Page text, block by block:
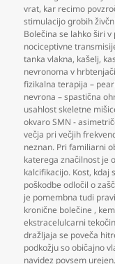
vrat, kar recimo
stimulacijo grobih
Bolečina se lahko širi v
nociceptivne
tanka vlakna, kašelj,
nevronoma v
fizikalna terapija –
nevrona – spastična
usahlost skeletne
okvaro SMN -
večja pri večjih
neznan. Pri familiarni
katerega značilnost je
kalcifikacijo. Kost, kdaj
poškodbe odločil o
je pomembna tudi
kronične bolečine ,
ekstracelulcarni
dražljaja se poveča
podkožju so običajno
navidez povsem